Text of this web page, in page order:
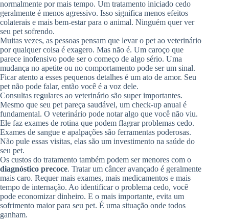
normalmente por mais tempo. Um tratamento iniciado cedo
geralmente é menos agressivo. Isso significa menos efeitos
colaterais e mais bem-estar para o animal. Ninguém quer ver
seu pet sofrendo.
Muitas vezes, as pessoas pensam que levar o pet ao veterinário
por qualquer coisa é exagero. Mas não é. Um caroço que
parece inofensivo pode ser o começo de algo sério. Uma
mudança no apetite ou no comportamento pode ser um sinal.
Ficar atento a esses pequenos detalhes é um ato de amor. Seu
pet não pode falar, então você é a voz dele.
Consultas regulares ao veterinário são super importantes.
Mesmo que seu pet pareça saudável, um check-up anual é
fundamental. O veterinário pode notar algo que você não viu.
Ele faz exames de rotina que podem flagrar problemas cedo.
Exames de sangue e apalpações são ferramentas poderosas.
Não pule essas visitas, elas são um investimento na saúde do
seu pet.
Os custos do tratamento também podem ser menores com o
diagnóstico precoce. Tratar um câncer avançado é geralmente
mais caro. Requer mais exames, mais medicamentos e mais
tempo de internação. Ao identificar o problema cedo, você
pode economizar dinheiro. E o mais importante, evita um
sofrimento maior para seu pet. É uma situação onde todos
ganham.